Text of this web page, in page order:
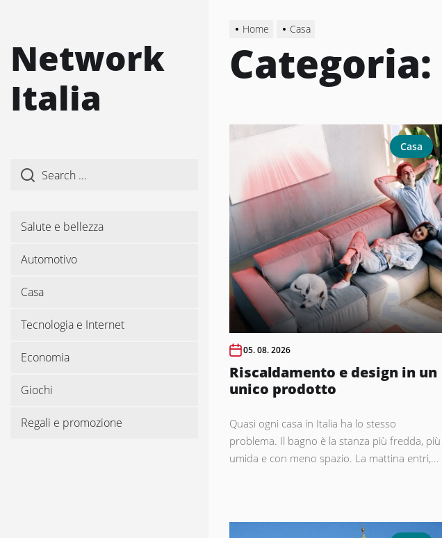
content
Network
Italia
Salute e bellezza
Automotivo
Casa
Tecnologia e Internet
Economia
Giochi
Regali e promozione
Home Casa
Categoria:
Casa
05. 08. 2026
Riscaldamento e design in un
unico prodotto
Quasi ogni casa in Italia ha lo stesso
problema. Il bagno è la stanza più fredda, più
umida e con meno spazio. La mattina entri,...